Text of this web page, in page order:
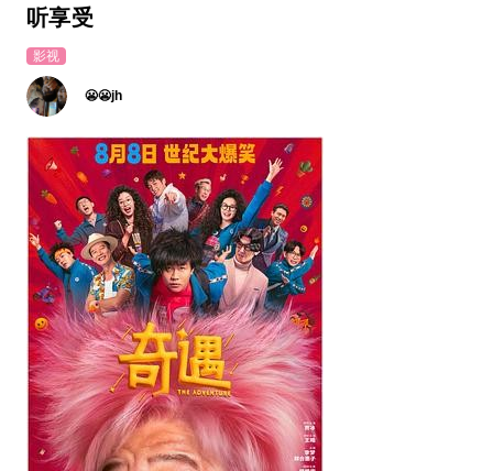
听享受
影视
😬😬jh